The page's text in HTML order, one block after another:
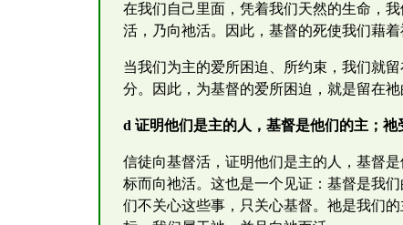
在我们自己里面，凭着我们天然的生命，
活，乃向祂活。因此，基督的死使我们藉
当我们为主的爱所困迫、所约束，我们就
分。因此，为基督的爱所困迫，就是留在
d 证明他们是主的人，基督是他们的主；祂
信徒向基督活，证明他们是主的人，基督
标而向祂活。这也是一个见证：基督是我
们不关心这些事，只关心基督。祂是我们